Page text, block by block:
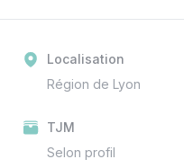
Localisation
Région de Lyon
TJM
Selon profil